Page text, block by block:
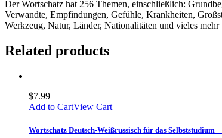
Der Wortschatz hat 256 Themen, einschließlich:
Verwandte, Empfindungen, Gefühle, Krankheiten,
Werkzeug, Natur, Länder, Nationalitäten und vieles
Related products
$7.99
Add to CartView Cart
Wortschatz Deutsch-Weißrussisch für das Selbststudium